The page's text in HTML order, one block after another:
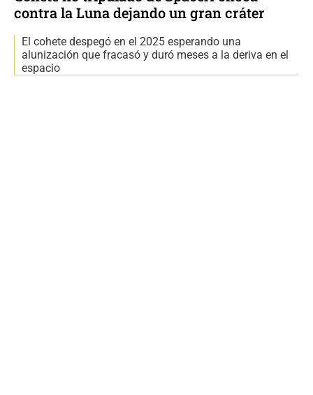
contra la Luna dejando un gran cráter
El cohete despegó en el 2025 esperando una
alunización que fracasó y duró meses a la deriva en el
espacio